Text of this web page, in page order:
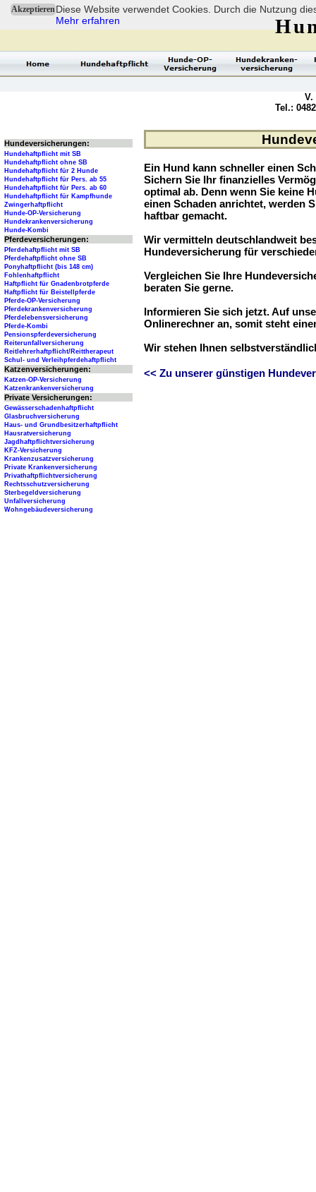
AkzeptierenDiese Website verwendet Cookies. Durch die Nutzung
Mehr erfahren
Ein Hund kann schneller einen
Sichern Sie Ihr finanzielles
optimal ab. Denn wenn Sie keine
einen Schaden anrichtet, werden
haftbar gemacht.
Wir vermitteln deutschlandweit
Hundeversicherung für
Vergleichen Sie Ihre
beraten Sie gerne.
Informieren Sie sich jetzt. Auf
Onlinerechner an, somit steht
Wir stehen Ihnen
<< Zu unserer günstigen
V.
Tel.:
Hundeversicherungen:
Hundehaftpflicht mit SB
Hundehaftpflicht ohne SB
Hundehaftpflicht für 2 Hunde
Hundehaftpflicht für Pers. ab 55
Hundehaftpflicht für Pers. ab 60
Hundehaftpflicht für Kampfhunde
Zwingerhaftpflicht
Hunde-OP-Versicherung
Hundekrankenversicherung
Hunde-Kombi
Pferdeversicherungen:
Pferdehaftpflicht mit SB
Pferdehaftpflicht ohne SB
Ponyhaftpflicht (bis 148 cm)
Fohlenhaftpflicht
Haftpflicht für Gnadenbrotpferde
Haftpflicht für Beistellpferde
Pferde-OP-Versicherung
Pferdekrankenversicherung
Pferdelebensversicherung
Pferde-Kombi
Pensionspferdeversicherung
Reiterunfallversicherung
Reitlehrerhaftpflicht/Reittherapeut
Schul- und Verleihpferdehaftpflicht
Katzenversicherungen:
Katzen-OP-Versicherung
Katzenkrankenversicherung
Private Versicherungen:
Gewässerschadenhaftpflicht
Glasbruchversicherung
Haus- und Grundbesitzerhaftpflicht
Hausratversicherung
Jagdhaftpflichtversicherung
KFZ-Versicherung
Krankenzusatzversicherung
Private Krankenversicherung
Privathaftpflichtversicherung
Rechtsschutzversicherung
Sterbegeldversicherung
Unfallversicherung
Wohngebäudeversicherung